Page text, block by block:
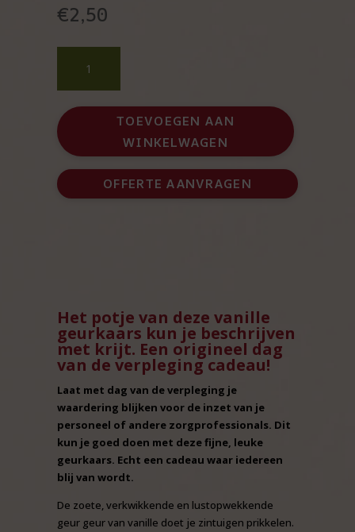
€2,50
vanille
met
krijtje
voor
dag
verpleging
aantal
TOEVOEGEN AAN
WINKELWAGEN
OFFERTE AANVRAGEN
Het potje van deze vanille
geurkaars kun je beschrijven
met krijt. Een origineel dag
van de verpleging cadeau!
Laat met dag van de verpleging je
waardering blijken voor de inzet van je
personeel of andere zorgprofessionals. Dit
kun je goed doen met deze fijne, leuke
geurkaars. Echt een cadeau waar iedereen
blij van wordt.
De zoete, verkwikkende en lustopwekkende
geur geur van vanille doet je zintuigen prikkelen.